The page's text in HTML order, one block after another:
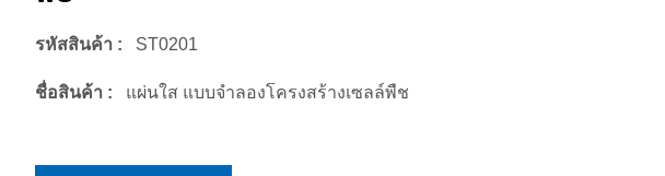
รหัสสินค้า : ST0201
ชื่อสินค้า : แผ่นใส แบบจำลองโครงสร้างเซลล์พืช